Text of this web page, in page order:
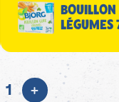
BOUILLON
LÉGUMES
1